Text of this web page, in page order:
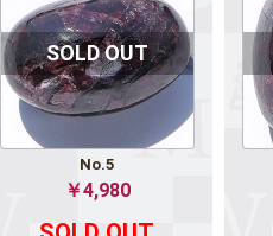
No.5
￥4,980